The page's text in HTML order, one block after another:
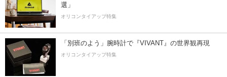
選」
オリコンタイアップ特集
「別班のよう」腕時計で『VIVANT』の世界観再現
オリコンタイアップ特集